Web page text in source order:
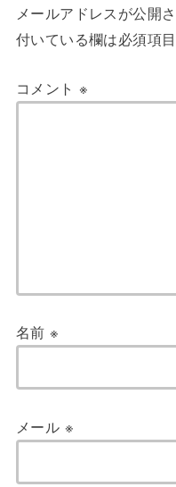
メールアドレスが公開
付いている欄は必須項
コメント ※
名前※
メール ※